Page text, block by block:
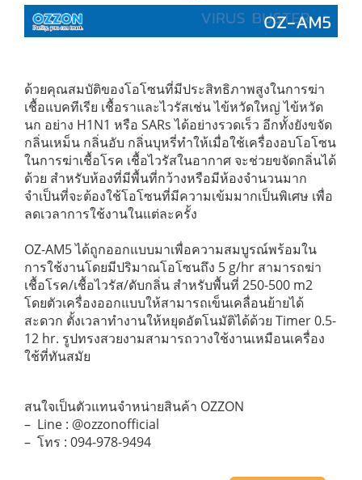
ด้วยคุณสมบัติของโอโซนที่มีประสิทธิภาพสูงในการฆ่า
เชื้อแบคทีเรีย เชื้อราและไวรัสเช่น ไข้หวัดใหญ่ ไข้หวัด
นก อย่าง H1N1 หรือ SARs ได้อย่างรวดเร็ว อีกทั้งยังขจัด
กลิ่นเหม็น กลิ่นอับ กลิ่นบุหรี่ทำให้เมื่อใช้เครื่องอบโอโซน
ในการฆ่าเชื้อโรค เชื้อไวรัสในอากาศ จะช่วยขจัดกลิ่นได้
ด้วย สำหรับห้องที่มีพื้นที่กว้างหรือมีห้องจำนวนมาก
จำเป็นที่จะต้องใช้โอโซนที่มีความเข้มมากเป็นพิเศษ เพื่อ
ลดเวลาการใช้งานในแต่ละครั้ง
OZ-AM5 ได้ถูกออกแบบมาเพื่อความสมบูรณ์พร้อมใน
การใช้งานโดยมีปริมาณโอโซนถึง 5 g/hr สามารถฆ่า
เชื้อโรค/เชื้อไวรัส/ดับกลิ่น สำหรับพื้นที่ 250-500 m2
โดยตัวเครื่องออกแบบให้สามารถเข็นเคลื่อนย้ายได้
สะดวก ตั้งเวลาทำงานให้หยุดอัตโนมัติได้ด้วย Timer 0.5-
12 hr. รูปทรงสวยงามสามารถวางใช้งานเหมือนเครื่อง
ใช้ที่ทันสมัย
สนใจเป็นตัวแทนจำหน่ายสินค้า OZZON
– Line : @ozzonofficial
– โทร : 094-978-9494